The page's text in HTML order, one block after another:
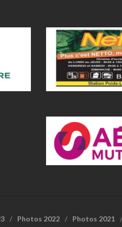
Photos 2022 Photos 2021